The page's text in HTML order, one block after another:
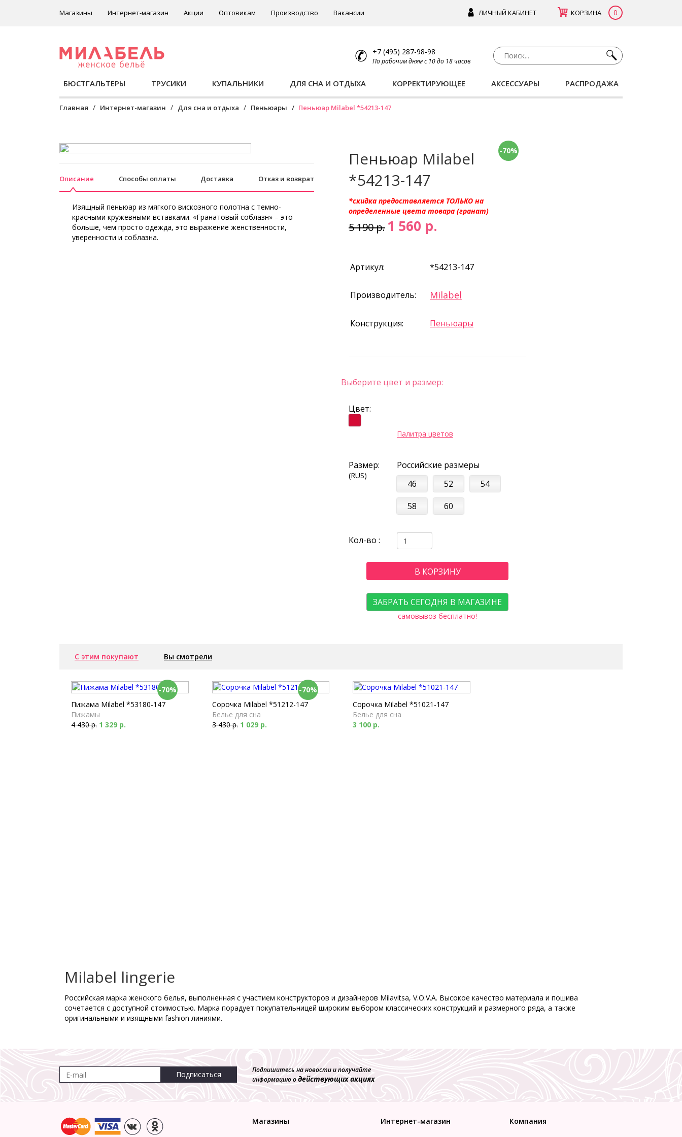
ЛИЧНЫЙ КАБИНЕТ КОРЗИНА 0
Магазины Интернет-магазин Акции Оптовикам Производство Вакансии
+7 (495) 287-98-98
По рабочим дням с 10 до 18 часов
БЮСТГАЛЬТЕРЫ ТРУСИКИ КУПАЛЬНИКИ ДЛЯ СНА И ОТДЫХА КОРРЕКТИРУЮЩЕЕ АКСЕССУАРЫ РАСПРОДАЖА
Главная Интернет-магазин Для сна и отдыха Пеньюары Пеньюар Milabel *54213-147
Описание Способы оплаты Доставка Отказ и возврат
Изящный пеньюар из мягкого вискозного полотна с темно-
красными кружевными вставками. «Гранатовый соблазн» – это
больше, чем просто одежда, это выражение женственности,
уверенности и соблазна.
-70%
Пеньюар Milabel
*54213-147
*скидка предоставляется ТОЛЬКО на
определенные цвета товара (гранат)
5 190 р.1 560 р.
Артикул: *54213-147
Производитель: Milabel
Конструкция: Пеньюары
Выберите цвет и размер:
Цвет:
Палитра цветов
Размер:
(RUS)
Российские размеры
46
52
54
58
60
Кол-во :
В КОРЗИНУ
ЗАБРАТЬ СЕГОДНЯ В МАГАЗИНЕ
самовывоз бесплатно!
С этим покупают Вы смотрели
-70%
Пижама Milabel *53180-147
Пижамы
4 430 р. 1 329 р.
-70%
Сорочка Milabel *51212-147
Белье для сна
3 430 р. 1 029 р.
Сорочка Milabel *51021-147
Белье для сна
3 100 р.
Milabel lingerie
Российская марка женского белья, выполненная с участием конструкторов и дизайнеров Milavitsa, V.O.V.A. Высокое качество материала и пошива
сочетается с доступной стоимостью. Марка порадует покупательницей широким выбором классических конструкций и размерного ряда, а также
оригинальными и изящными fashion линиями.
Подписаться
Подпишитесь на новости и получайте
информацию одействующих акциях
Магазины Интернет-магазин Компания